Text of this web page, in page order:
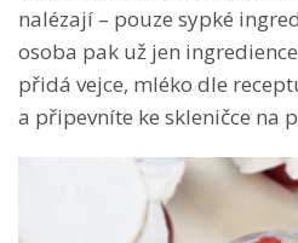
nalézají – pouze sypké
osoba pak už jen
přidá vejce, mléko dle
a připevníte ke skleničce na